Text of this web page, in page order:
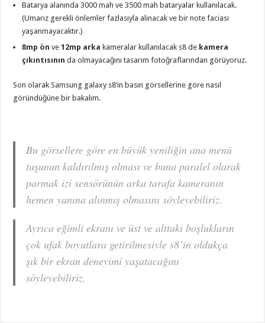
Batarya alanında 3000 mah ve 3500 mah bataryalar kullanılacak.
(Umarız gerekli önlemler fazlasıyla alınacak ve bir note faciası
yaşanmayacaktır.)
8mp ön ve12mp arka kameralar kullanılacak s8 de kamera
çıkıntısının da olmayacağını tasarım fotoğraflarından görüyoruz.
Son olarak Samsung galaxy s8’in basın görsellerine göre nasıl
göründüğüne bir bakalım.
Bu görsellere göre en büyük yeniliğin ana menü
tuşunun kaldırılmış olması ve buna paralel olarak
parmak izi sensörünün arka tarafa kameranın
hemen yanına alınmış olmasını söyleyebiliriz.
Ayrıca eğimli ekranı ve üst ve alttaki boşlukların
çok ufak boyutlara getirilmesiyle s8’in oldukça
şık bir ekran deneyimi yaşatacağını
söyleyebiliriz.